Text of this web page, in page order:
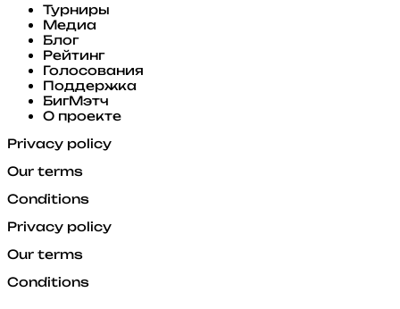
Турниры
Медиа
Блог
Рейтинг
Голосования
Поддержка
БигМэтч
О проекте
Privacy policy
Our terms
Conditions
Privacy policy
Our terms
Conditions